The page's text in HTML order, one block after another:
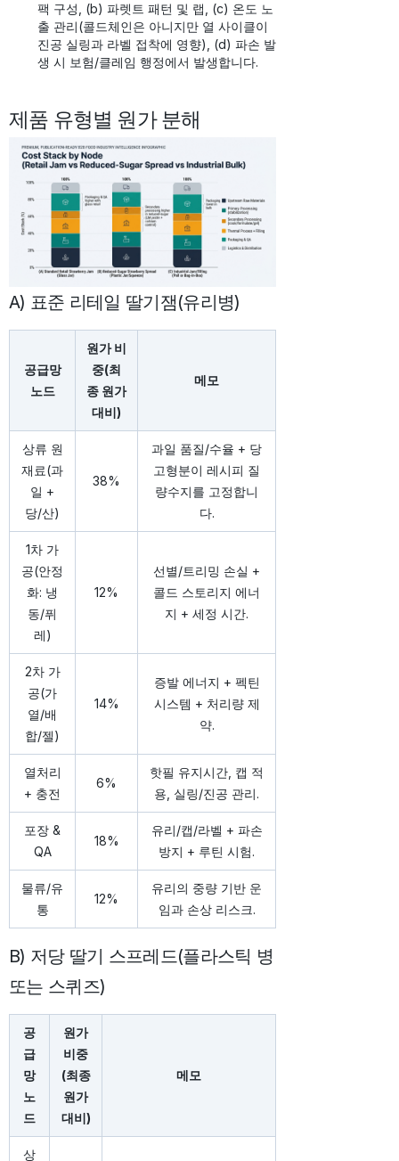
팩 구성, (b) 파렛트 패턴 및 랩, (c) 온도 노
출 관리(콜드체인은 아니지만 열 사이클이
진공 실링과 라벨 접착에 영향), (d) 파손 발
생 시 보험/클레임 행정에서 발생합니다.
제품 유형별 원가 분해
A) 표준 리테일 딸기잼(유리병)
공급망
노드
원가 비
중(최
종 원가
대비)
메모
상류 원
재료(과
일 +
당/산)
38%
과일 품질/수율 + 당
고형분이 레시피 질
량수지를 고정합니
다.
1차 가
공(안정
화: 냉
동/퓌
레)
12%
선별/트리밍 손실 +
콜드 스토리지 에너
지 + 세정 시간.
2차 가
공(가
열/배
합/젤)
14%
증발 에너지 + 펙틴
시스템 + 처리량 제
약.
열처리
+ 충전
6%
핫필 유지시간, 캡 적
용, 실링/진공 관리.
포장 &
QA
18%
유리/캡/라벨 + 파손
방지 + 루틴 시험.
물류/유
통
12%
유리의 중량 기반 운
임과 손상 리스크.
B) 저당 딸기 스프레드(플라스틱 병
또는 스퀴즈)
공
급
망
노
드
원가
비중
(최종
원가
대비)
메모
상